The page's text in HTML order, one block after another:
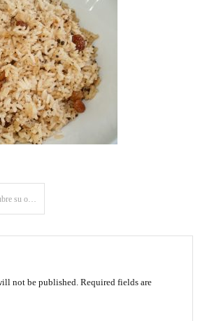
de su receta
not be published. Required fields are